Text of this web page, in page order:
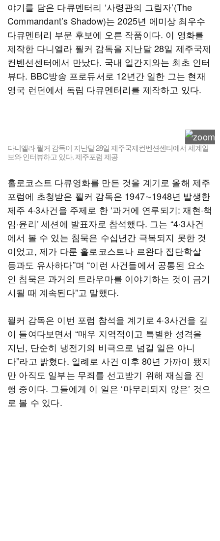
야기를 담은 다큐멘터리 ‘사령관의 그림자’(The
Commandant’s Shadow)는 2025년 에미상 최우수
다큐멘터리 부문 후보에 오른 작품이다. 이 영화를
제작한 다니엘라 푈커 감독을 지난달 28일 제주국제
컨벤션센터에서 만났다. 국내 일간지와는 최초 인터
뷰다. BBC방송 프로듀서로 12년간 일한 그는 현재
영국 런던에서 독립 다큐멘터리를 제작하고 있다.
다니엘라 푈커 감독이 지난달 28일 제주국제컨벤션센터에서 세계일
보와 인터뷰하고 있다. 제주포럼 제공
홀로코스트 다큐영화를 만든 것을 계기로 올해 제주
포럼에 초청받은 푈커 감독은 1947∼1948년 발생한
제주 4·3사건을 주제로 한 ‘과거에 연루되기: 재현·책
임·윤리’ 세션에 발표자로 참석했다. 그는 “4·3사건
에서 볼 수 있는 침묵은 수십년간 극복되지 못한 것
이었고, 제가 다룬 홀로코스트나 르완다 집단학살
등과도 유사하다”며 “이런 사건들에서 공통된 요소
인 침묵은 과거의 트라우마를 이야기하는 것이 금기
시될 때 계속된다”고 말했다.
푈커 감독은 이번 포럼 참석을 계기로 4·3사건을 깊
이 들여다보면서 “매우 지역적이고 특별한 성격을
지닌, 단순히 냉전기의 비극으로 넘길 일은 아니
다”라고 밝혔다. 일례로 사건 이후 80년 가까이 됐지
만 아직도 일부는 무죄를 선고받기 위해 재심을 진
행 중이다. 그들에게 이 일은 ‘마무리되지 않은’ 것으
로 볼 수 있다.